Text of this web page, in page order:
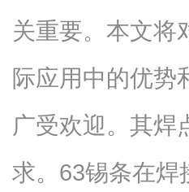
关重要。本文将
际应用中的优势
广受欢迎。其焊
求。63锡条在焊